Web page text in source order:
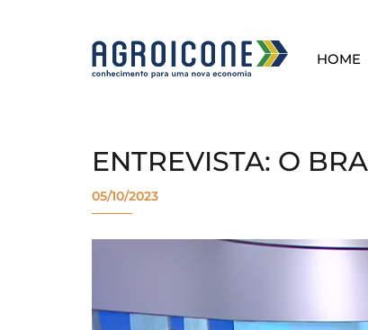
HOME
ENTREVISTA: O
05/10/2023